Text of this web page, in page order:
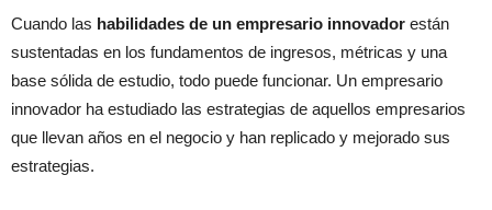
Cuando las habilidades de un empresario innovador están
sustentadas en los fundamentos de ingresos, métricas y una
base sólida de estudio, todo puede funcionar. Un empresario
innovador ha estudiado las estrategias de aquellos empresarios
que llevan años en el negocio y han replicado y mejorado sus
estrategias.